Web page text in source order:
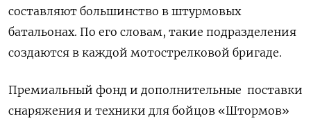
составляют большинство в штурмовых
батальонах. По его словам, такие подразделения
создаются в каждой мотострелковой бригаде.
Премиальный фонд и дополнительные поставки
снаряжения и техники для бойцов «Штормов»